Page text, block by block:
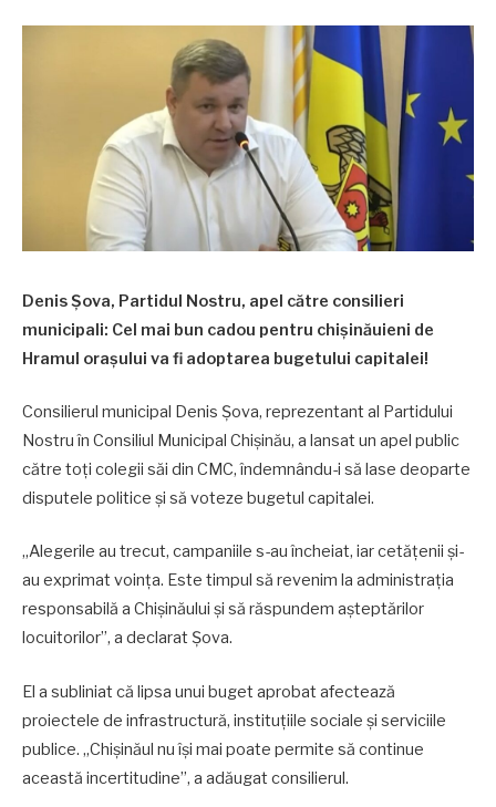
Denis Șova, Partidul Nostru, apel către consilieri
municipali: Cel mai bun cadou pentru chișinăuieni de
Hramul orașului va fi adoptarea bugetului capitalei!
Consilierul municipal Denis Șova, reprezentant al Partidului
Nostru în Consiliul Municipal Chișinău, a lansat un apel public
către toți colegii săi din CMC, îndemnându-i să lase deoparte
disputele politice și să voteze bugetul capitalei.
„Alegerile au trecut, campaniile s-au încheiat, iar cetățenii și-
au exprimat voința. Este timpul să revenim la administrația
responsabilă a Chișinăului și să răspundem așteptărilor
locuitorilor”, a declarat Șova.
El a subliniat că lipsa unui buget aprobat afectează
proiectele de infrastructură, instituțiile sociale și serviciile
publice. „Chișinăul nu își mai poate permite să continue
această incertitudine”, a adăugat consilierul.